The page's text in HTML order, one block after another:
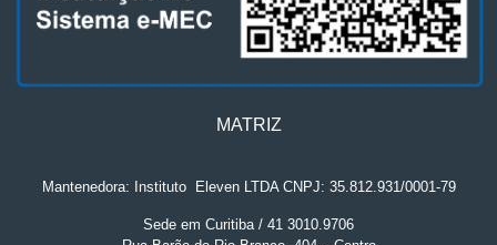
MATRIZ
Mantenedora: Instituto. Eleven LTDA CNPJ: 35.812.931/0001-79
Sede em Curitiba / 41 3010.9706